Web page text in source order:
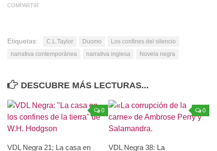
COMPARTIR
Etiquetas: C.L.Taylor Duomo
Los confines del silencio
narrativa contemporánea
narrativa inglesa Novela negra
DESCUBRE MÁS LECTURAS...
0
VDL Negra 21: La casa en
0
VDL Negra 38: La